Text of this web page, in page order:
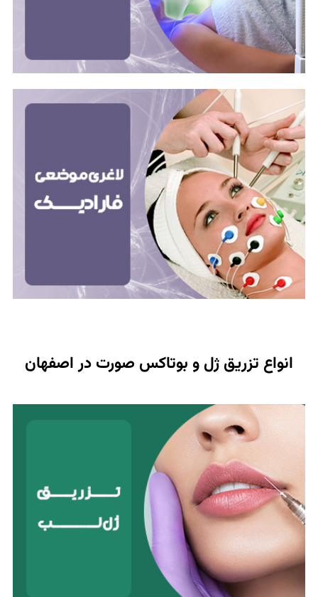
گردش خون استفاده می‌کند.
انواع تزریق ژل و بوتاکس صورت در اصفهان
تزریق ژل لب
تزریق ژل لب روشی زیبایی است که برای حجیم‌تر و
برجسته‌تر کردن لب‌ها استفاده می‌شود. در این روش،
ماده‌ای پرکننده به نام ژل به داخل لب‌ها تزریق می‌شود.
کانتورینگ یا زاویه سازی صورت
کانتورینگ صورت یا زاویه سازی صورت روشی برای تعریف و
برجسته تر کردن ویژگی های صورت با استفاده از تکنیک
های مختلف است. کانتورینگ صورت می تواند به افراد
کمک کند تا ظاهری جوان تر و متناسب تر داشته باشند.